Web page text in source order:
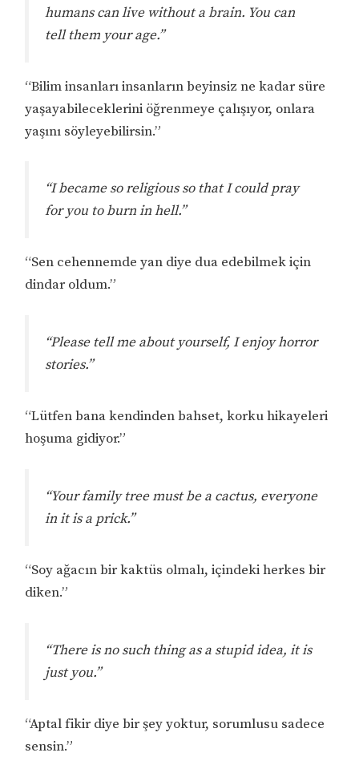
humans can live without a brain. You can
tell them your age.”
“Bilim insanları insanların beyinsiz ne kadar süre
yaşayabileceklerini öğrenmeye çalışıyor, onlara
yaşını söyleyebilirsin.”
“I became so religious so that I could pray
for you to burn in hell.”
“Sen cehennemde yan diye dua edebilmek için
dindar oldum.”
“Please tell me about yourself, I enjoy horror
stories.”
“Lütfen bana kendinden bahset, korku hikayeleri
hoşuma gidiyor.”
“Your family tree must be a cactus, everyone
in it is a prick.”
“Soy ağacın bir kaktüs olmalı, içindeki herkes bir
diken.”
“There is no such thing as a stupid idea, it is
just you.”
“Aptal fikir diye bir şey yoktur, sorumlusu sadece
sensin.”